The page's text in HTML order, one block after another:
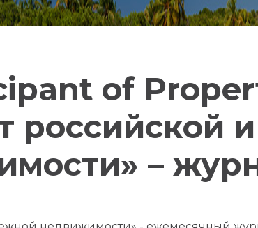
of
российской
–